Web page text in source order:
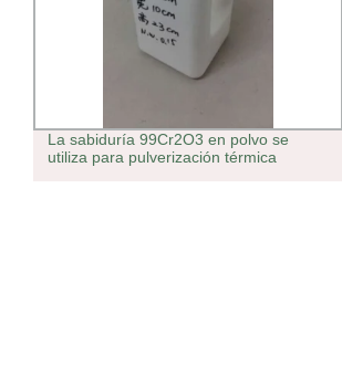
La sabiduría 99Cr2O3 en polvo se
utiliza para pulverización térmica